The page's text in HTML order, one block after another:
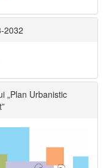
2032
„Plan Urbanistic